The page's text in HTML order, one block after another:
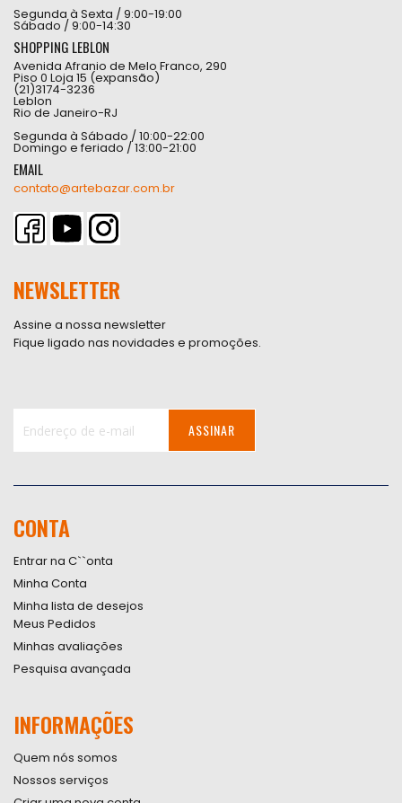
Segunda à Sexta / 9:00-19:00
Sábado / 9:00-14:30
SHOPPING LEBLON
Avenida Afranio de Melo Franco, 290
Piso 0 Loja 15 (expansão)
(21)3174-3236
Leblon
Rio de Janeiro-RJ
Segunda à Sábado / 10:00-22:00
Domingo e feriado / 13:00-21:00
EMAIL
contato@artebazar.com.br
NEWSLETTER
Assine a nossa newsletter
Fique ligado nas novidades e promoções.
Newsletter:
ASSINAR
CONTA
Entrar na C``onta
Minha Conta
Minha lista de desejos
Meus Pedidos
Minhas avaliações
Pesquisa avançada
INFORMAÇÕES
Quem nós somos
Nossos serviços